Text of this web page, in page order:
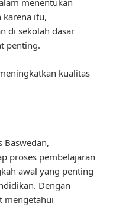
menentukan
karena itu,
di sekolah dasar
penting.
kualitas
Baswedan,
proses pembelajaran
awal yang penting
Dengan
mengetahui